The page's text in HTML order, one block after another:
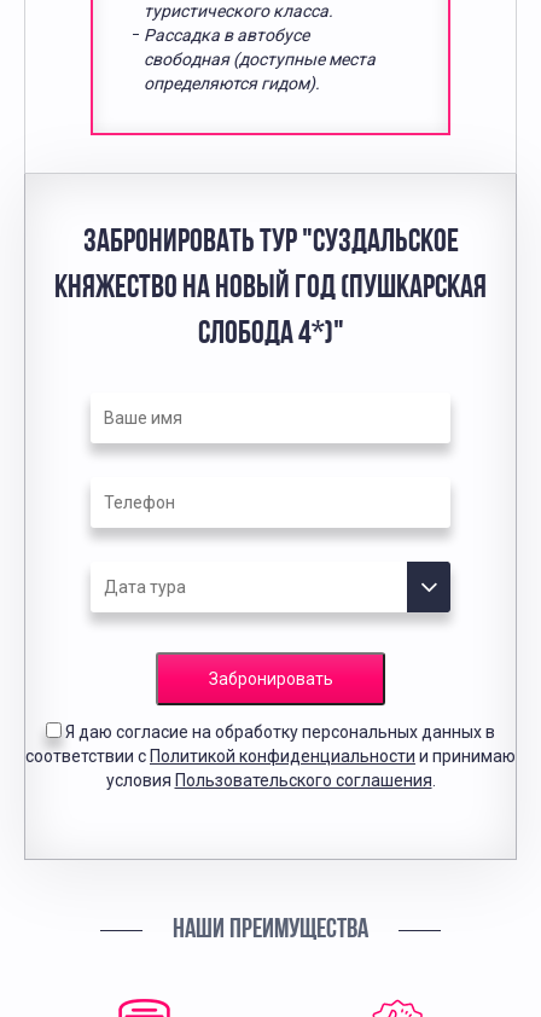
туристического класса.
Рассадка в автобусе
свободная (доступные места
определяются гидом).
ЗАБРОНИРОВАТЬ ТУР "СУЗДАЛЬСКОЕ
КНЯЖЕСТВО НА НОВЫЙ ГОД (ПУШКАРСКАЯ
СЛОБОДА 4*)"
Забронировать
Я даю согласие на обработку персональных данных в
соответствии с Политикой конфиденциальности и принимаю
условия Пользовательского соглашения
НАШИ ПРЕИМУЩЕСТВА